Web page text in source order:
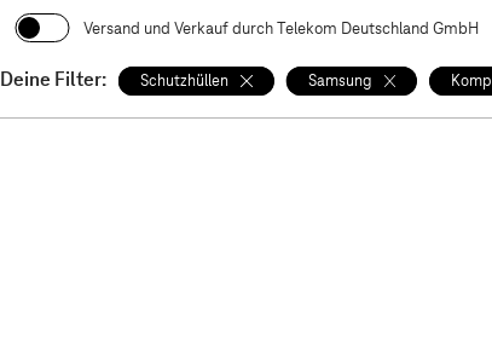
Versand und Verkauf durch Telekom Deutschland GmbH
Deine Filter: Schutzhüllen Samsung